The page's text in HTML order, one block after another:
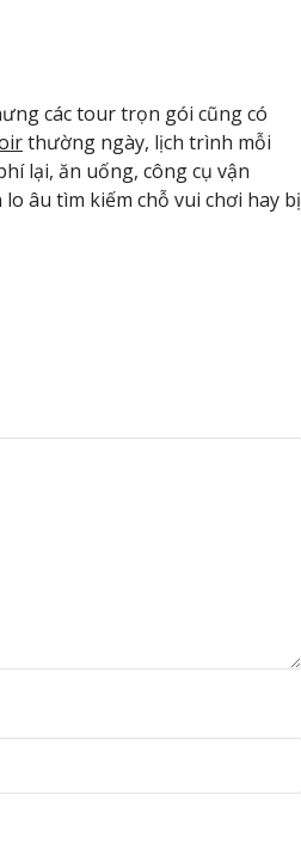
các tour trọn gói cũng có
thường ngày, lịch trình mỗi
lại, ăn uống, công cụ vận
âu tìm kiếm chỗ vui chơi hay bị